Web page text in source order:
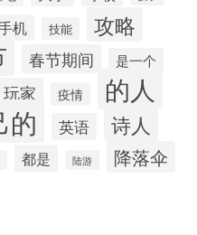
机 技能 攻略
春节期间 是一个
玩家 疫情 的人
的 英语 诗人
都是 陆游 降落伞